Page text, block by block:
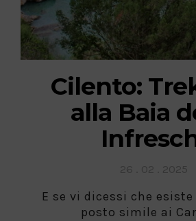
Cilento:
alla Baia
E se vi dicessi che
posto simile ai